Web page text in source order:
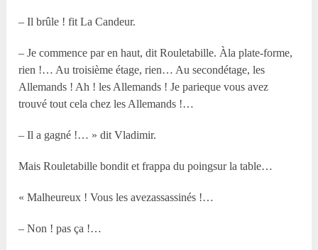
– Il brûle ! fit La Candeur.
– Je commence par en haut, dit Rouletabille. Àla plate-forme,
rien !… Au troisième étage, rien… Au secondétage, les
Allemands ! Ah ! les Allemands ! Je parieque vous avez
trouvé tout cela chez les Allemands !…
– Il a gagné !… » dit Vladimir.
Mais Rouletabille bondit et frappa du poingsur la table…
« Malheureux ! Vous les avezassassinés !…
– Non ! pas ça !…